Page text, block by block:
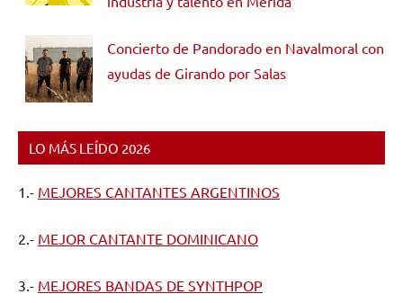
Concierto de Pandorado en Navalmoral con
ayudas de Girando por Salas
LO MÁS LEÍDO 2026
1.- MEJORES CANTANTES ARGENTINOS
2.- MEJOR CANTANTE DOMINICANO
3.- MEJORES BANDAS DE SYNTHPOP